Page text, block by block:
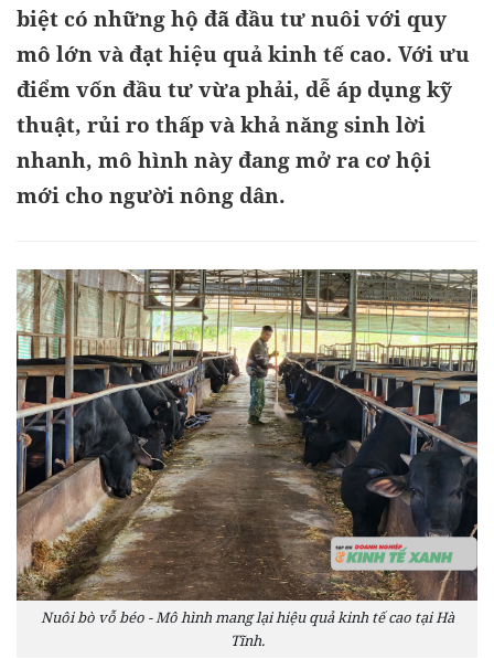
biệt có những hộ đã đầu tư nuôi với quy
mô lớn và đạt hiệu quả kinh tế cao. Với ưu
điểm vốn đầu tư vừa phải, dễ áp dụng kỹ
thuật, rủi ro thấp và khả năng sinh lời
nhanh, mô hình này đang mở ra cơ hội
mới cho người nông dân.
Nuôi bò vỗ béo - Mô hình mang lại hiệu quả kinh tế cao tại Hà
Tĩnh.